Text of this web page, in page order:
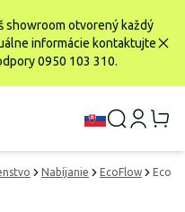
showroom otvorený každý
informácie kontaktujte
0950 103 310.
Nabíjanie EcoFlow